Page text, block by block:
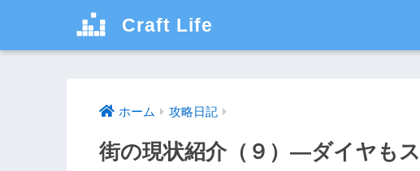
Craft Life
ホーム 攻略日記
街の現状紹介（９）―ダイヤも